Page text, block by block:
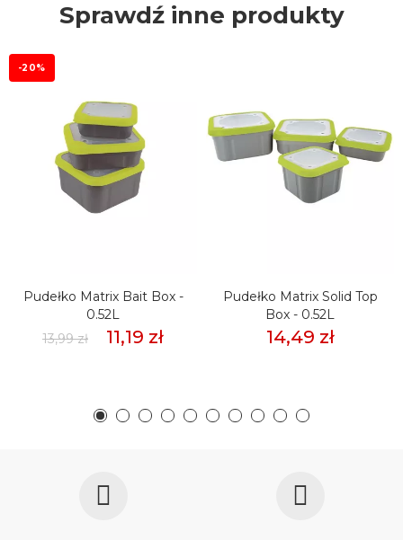
Sprawdź inne produkty
-20%
Pudełko Matrix Bait Box -
0.52L
13,99 zł
11,19 zł
Pudełko Matrix Solid Top
Box - 0.52L
14,49 zł